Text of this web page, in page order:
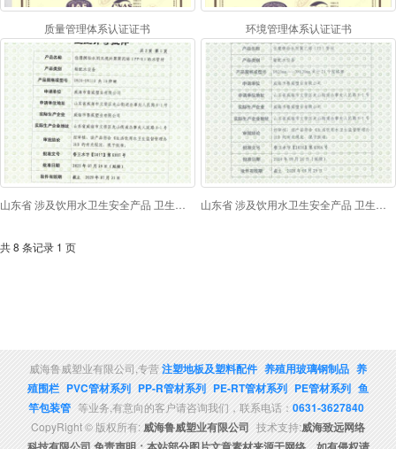
质量管理体系认证证书 环境管理体系认证证书
共 8 条记录 1 页
威海鲁威塑业有限公司,专营注塑地板及塑料配件 养殖用玻璃钢制品 养
殖围栏 PVC管材系列 PP-R管材系列 PE-RT管材系列 PE管材系列 鱼
竿包装管 等业务,有意向的客户请咨询我们，联系电话： 0631-3627840
CopyRight © 版权所有: 威海鲁威塑业有限公司 技术支持:威海致远网络